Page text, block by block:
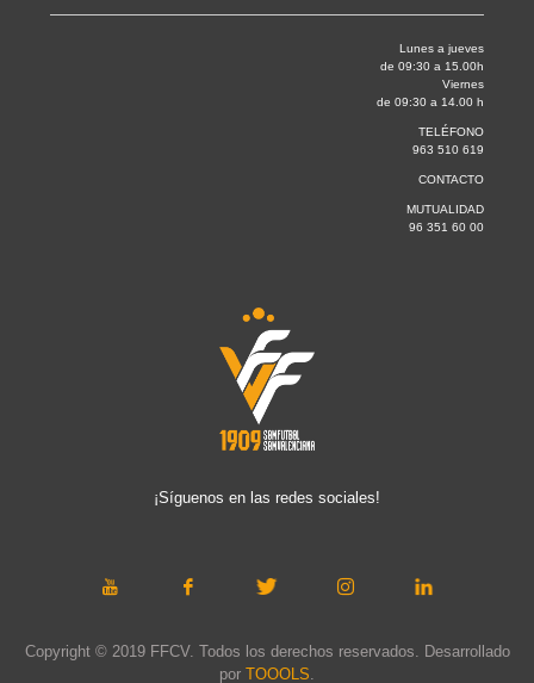
Lunes a jueves
de 09:30 a 15.00h
Viernes
de 09:30 a 14.00 h
TELÉFONO
963 510 619
CONTACTO
MUTUALIDAD
96 351 60 00
¡Síguenos en las redes sociales!
Copyright © 2019 FFCV. Todos los derechos reservados. Desarrollado
por TOOOLS.